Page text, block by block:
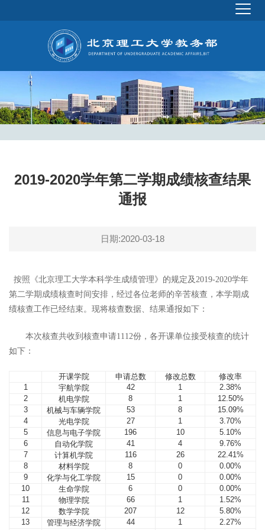
2019-2020学年第二学期成绩核查结果
通报
日期:2020-03-18
按照《北京理工大学本科学生成绩管理》的规定及2019-2020学年
第二学期成绩核查时间安排，经过各位老师的辛苦核查，本学期成
绩核查工作已经结束。现将核查数据、结果通报如下：
本次核查共收到核查申请1112份，各开课单位接受核查的统计
如下：
开课学院 申请总数 修改总数
修改率
1
宇航学院 42 1
2.38%
2
机电学院 8 1
12.50%
3
机械与车辆学院 53 8
15.09%
4
光电学院 27 1
3.70%
5
信息与电子学院 196 10
5.10%
6
自动化学院 41 4
9.76%
7
计算机学院 116 26
22.41%
8
材料学院 8 0
0.00%
9
化学与化工学院 15 0
0.00%
10
生命学院 6 0
0.00%
11
物理学院 66 1
1.52%
12
数学学院 207 12
5.80%
13
管理与经济学院 44 1
2.27%